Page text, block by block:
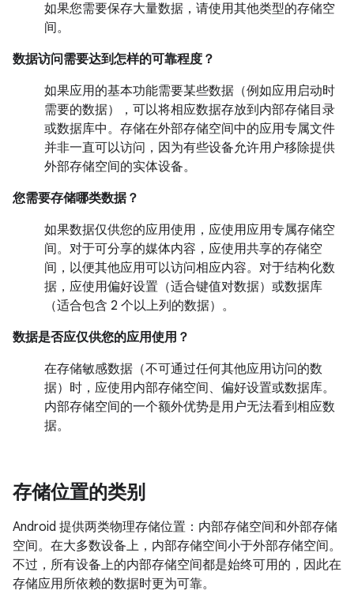
如果您需要保存大量数据，请使用其他类型的存储空
间。
数据访问需要达到怎样的可靠程度？
如果应用的基本功能需要某些数据（例如应用启动时
需要的数据），可以将相应数据存放到内部存储目录
或数据库中。存储在外部存储空间中的应用专属文件
并非一直可以访问，因为有些设备允许用户移除提供
外部存储空间的实体设备。
您需要存储哪类数据？
如果数据仅供您的应用使用，应使用应用专属存储空
间。对于可分享的媒体内容，应使用共享的存储空
间，以便其他应用可以访问相应内容。对于结构化数
据，应使用偏好设置（适合键值对数据）或数据库
（适合包含 2 个以上列的数据）。
数据是否应仅供您的应用使用？
在存储敏感数据（不可通过任何其他应用访问的数
据）时，应使用内部存储空间、偏好设置或数据库。
内部存储空间的一个额外优势是用户无法看到相应数
据。
存储位置的类别
Android 提供两类物理存储位置：内部存储空间和外部存储
空间。 在大多数设备上，内部存储空间小于外部存储空间。
不过，所有设备上的内部存储空间都是始终可用的，因此在
存储应用所依赖的数据时更为可靠。